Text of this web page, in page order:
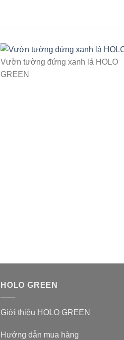
Vườn tường đứng xanh lá HOLO
GREEN
HOLO GREEN
Giới thiệu HOLO GREEN
Hướng dẫn mua hàng